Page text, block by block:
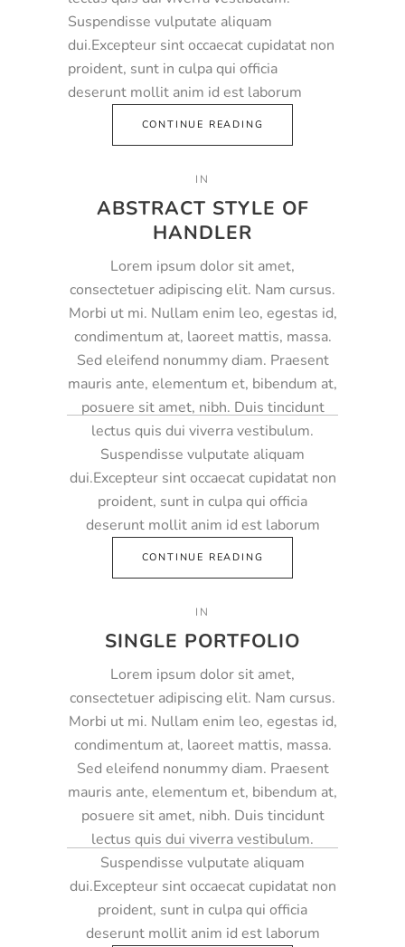
Suspendisse vulputate aliquam
dui.Excepteur sint occaecat cupidatat non
proident, sunt in culpa qui officia
deserunt mollit anim id est laborum
CONTINUE READING
IN
ABSTRACT STYLE OF
HANDLER
Lorem ipsum dolor sit amet,
consectetuer adipiscing elit. Nam cursus.
Morbi ut mi. Nullam enim leo, egestas id,
condimentum at, laoreet mattis, massa.
Sed eleifend nonummy diam. Praesent
mauris ante, elementum et, bibendum at,
posuere sit amet, nibh. Duis tincidunt
lectus quis dui viverra vestibulum.
Suspendisse vulputate aliquam
dui.Excepteur sint occaecat cupidatat non
proident, sunt in culpa qui officia
deserunt mollit anim id est laborum
CONTINUE READING
IN
SINGLE PORTFOLIO
Lorem ipsum dolor sit amet,
consectetuer adipiscing elit. Nam cursus.
Morbi ut mi. Nullam enim leo, egestas id,
condimentum at, laoreet mattis, massa.
Sed eleifend nonummy diam. Praesent
mauris ante, elementum et, bibendum at,
posuere sit amet, nibh. Duis tincidunt
lectus quis dui viverra vestibulum.
Suspendisse vulputate aliquam
dui.Excepteur sint occaecat cupidatat non
proident, sunt in culpa qui officia
deserunt mollit anim id est laborum